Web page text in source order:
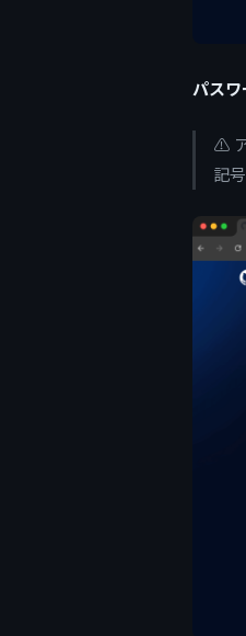
パスワ
⚠️
記